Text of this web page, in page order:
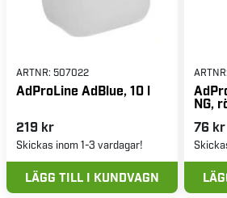
ARTNR: 507022
AdProLine AdBlue, 10 l
219 kr
Skickas inom 1-3 vardagar!
LÄGG TILL I KUNDVAGN
ARTNR:
NG,
76 kr